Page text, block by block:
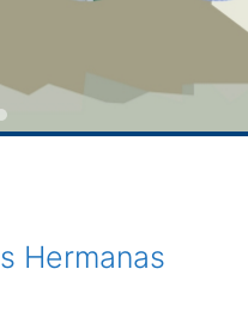
Hermanas